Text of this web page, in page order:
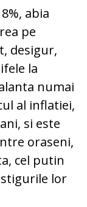
abia
pe
desigur,
la
numai
al inflatiei,
si este
oraseni,
cel putin
lor